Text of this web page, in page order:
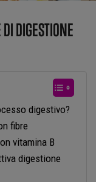
DIGESTIONE
digestivo?
fibre
vitamina B
digestione